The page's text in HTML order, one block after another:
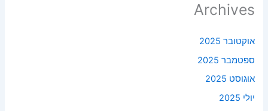
Archives
אוקטובר 2025
ספטמבר 2025
אוגוסט 2025
יולי 2025